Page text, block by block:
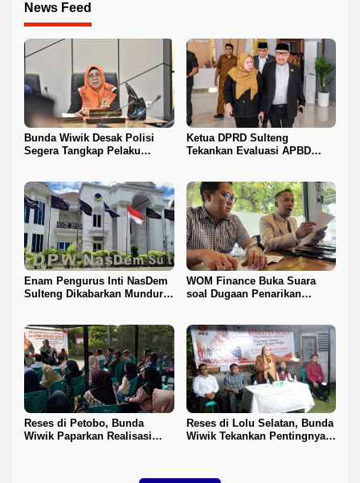
News Feed
Bunda Wiwik Desak Polisi
Segera Tangkap Pelaku
Ketua DPRD Sulteng
Tekankan Evaluasi APBD
Enam Pengurus Inti NasDem
Sulteng Dikabarkan Mundur,
WOM Finance Buka Suara
soal Dugaan Penarikan
Hukum
Reses di Petobo, Bunda
Wiwik Paparkan Realisasi
Reses di Lolu Selatan, Bunda
Wiwik Tekankan Pentingnya